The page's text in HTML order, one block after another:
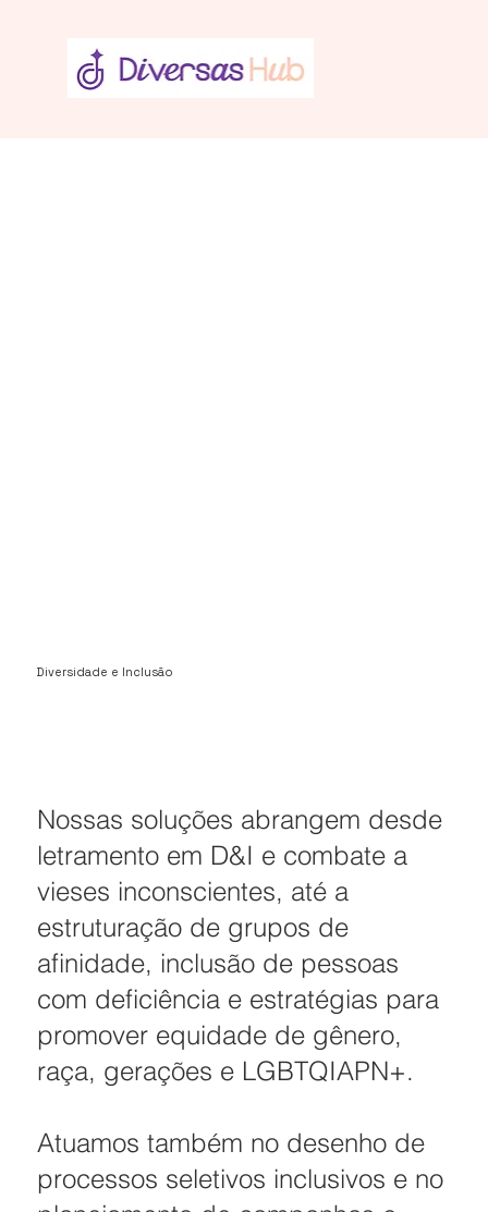
Diversidade e Inclusão
Nossas soluções abrangem desde
letramento em D&I e combate a
vieses inconscientes, até a
estruturação de grupos de
afinidade, inclusão de pessoas
com deficiência e estratégias para
promover equidade de gênero,
raça, gerações e LGBTQIAPN+.
Atuamos também no desenho de
processos seletivos inclusivos e no